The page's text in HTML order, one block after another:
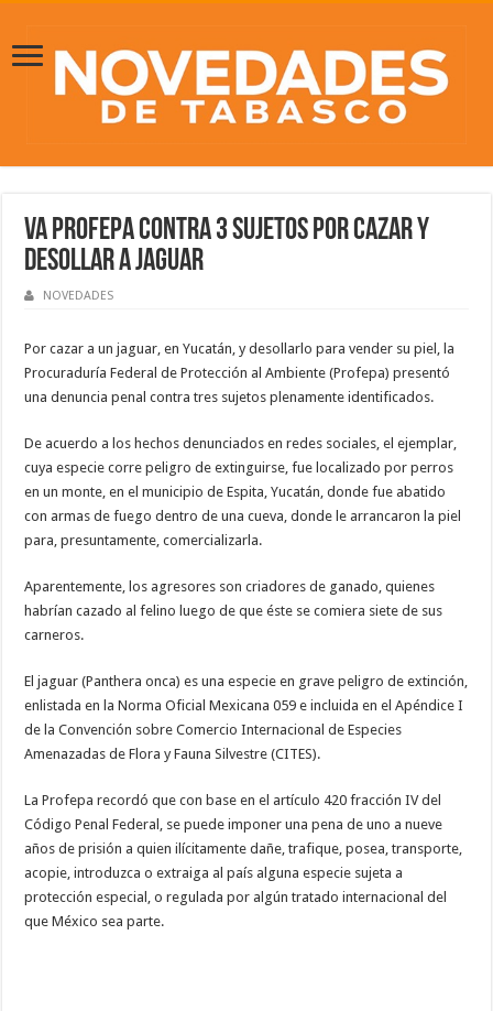
Va Profepa contra 3 sujetos por cazar y
desollar a jaguar
NOVEDADES
Por cazar a un jaguar, en Yucatán, y desollarlo para vender su piel, la
Procuraduría Federal de Protección al Ambiente (Profepa) presentó
una denuncia penal contra tres sujetos plenamente identificados.
De acuerdo a los hechos denunciados en redes sociales, el ejemplar,
cuya especie corre peligro de extinguirse, fue localizado por perros
en un monte, en el municipio de Espita, Yucatán, donde fue abatido
con armas de fuego dentro de una cueva, donde le arrancaron la piel
para, presuntamente, comercializarla.
Aparentemente, los agresores son criadores de ganado, quienes
habrían cazado al felino luego de que éste se comiera siete de sus
carneros.
El jaguar (Panthera onca) es una especie en grave peligro de extinción,
enlistada en la Norma Oficial Mexicana 059 e incluida en el Apéndice I
de la Convención sobre Comercio Internacional de Especies
Amenazadas de Flora y Fauna Silvestre (CITES).
La Profepa recordó que con base en el artículo 420 fracción IV del
Código Penal Federal, se puede imponer una pena de uno a nueve
años de prisión a quien ilícitamente dañe, trafique, posea, transporte,
acopie, introduzca o extraiga al país alguna especie sujeta a
protección especial, o regulada por algún tratado internacional del
que México sea parte.